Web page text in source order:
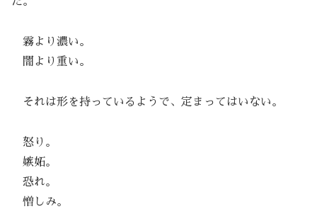
霧より濃い。
闇より重い。
それは形を持っているようで、定まってはいない。
怒り。
嫉妬。
恐れ。
憎しみ。